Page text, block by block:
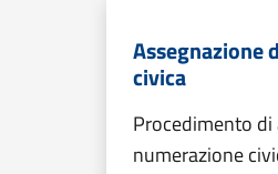
Assegnazione
civica
Procedimento di
numerazione